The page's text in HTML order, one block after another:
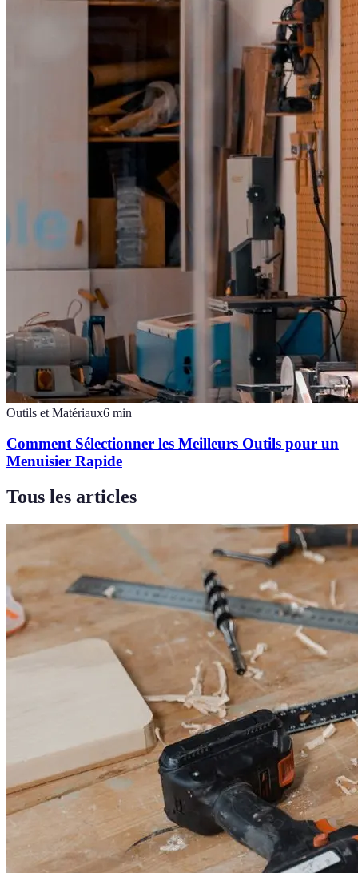
Outils et Matériaux6 min
Comment Sélectionner les Meilleurs Outils pour un
Menuisier Rapide
Tous les articles